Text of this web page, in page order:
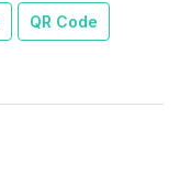
QR Code